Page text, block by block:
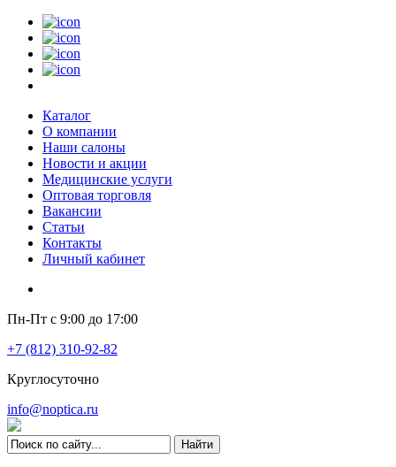
Каталог
О компании
Наши салоны
Новости и акции
Медицинские услуги
Оптовая торговля
Вакансии
Статьи
Контакты
Личный кабинет
Пн-Пт с 9:00 до 17:00
+7 (812) 310-92-82
Круглосуточно
info@noptica.ru